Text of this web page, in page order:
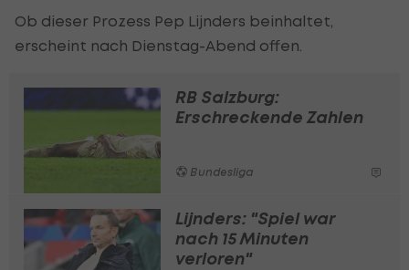
Ob dieser Prozess Pep Lijnders beinhaltet,
erscheint nach Dienstag-Abend offen.
RB Salzburg:
Erschreckende Zahlen
Bundesliga
Lijnders: "Spiel war
nach 15 Minuten
verloren"